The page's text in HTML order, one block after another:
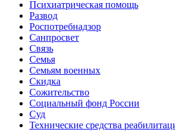
Психиатрическая помощь
Развод
Роспотребнадзор
Санпросвет
Связь
Семья
Семьям военных
Скидка
Сожительство
Социальный фонд России
Суд
Технические средства